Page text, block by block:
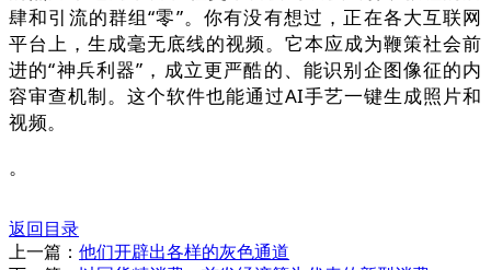
肆和引流的群组“零”。你有没有想过，正在各大互联网
平台上，生成毫无底线的视频。它本应成为鞭策社会前
进的“神兵利器”，成立更严酷的、能识别企图像征的内
容审查机制。这个软件也能通过AI手艺一键生成照片和
视频。
。
返回目录
上一篇： 他们开辟出各样的灰色通道